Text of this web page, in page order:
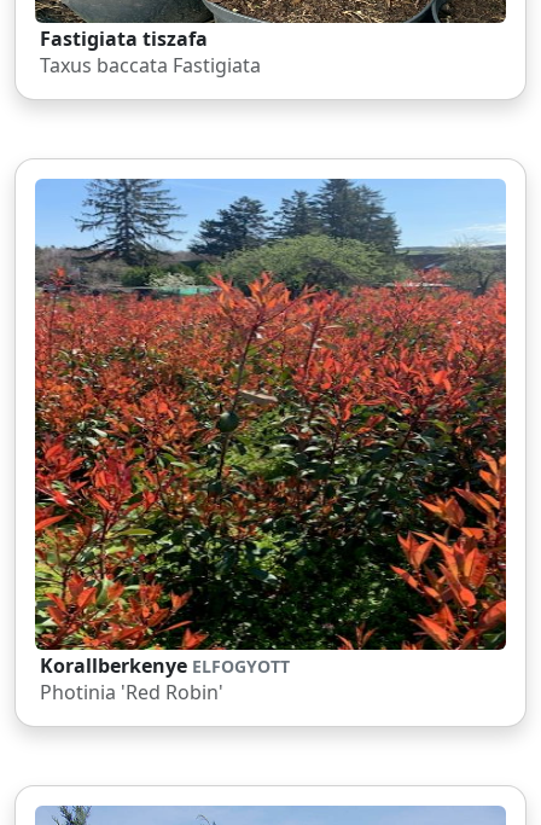
Fastigiata tiszafa
Taxus baccata Fastigiata
Korallberkenye ELFOGYOTT
Photinia 'Red Robin'